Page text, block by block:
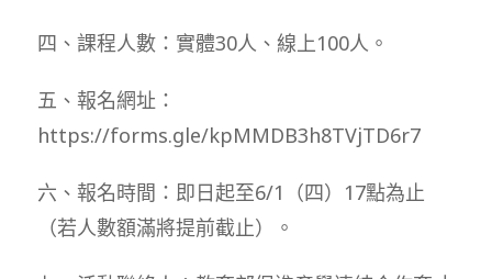
四、課程人數：實體30人、線上100人。
五、報名網址：
https://forms.gle/kpMMDB3h8TVjTD6r7
六、報名時間：即日起至6/1（四）17點為止
（若人數額滿將提前截止）。